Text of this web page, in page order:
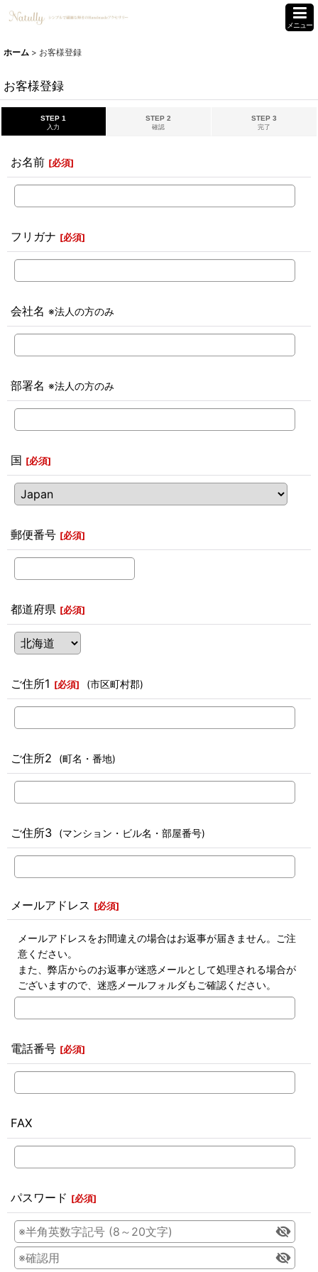
メニュー
ホーム > お客様登録
お客様登録
STEP 1
入力
STEP 2
確認
STEP 3
完了
お名前 [必須]
フリガナ [必須]
会社名 ※法人の方のみ
部署名 ※法人の方のみ
国 [必須]
郵便番号 [必須]
都道府県 [必須]
ご住所1 [必須] (市区町村郡)
ご住所2 (町名・番地)
ご住所3 (マンション・ビル名・部屋番号)
メールアドレス [必須]
メールアドレスをお間違えの場合はお返事が届きません。ご注
意ください。
また、弊店からのお返事が迷惑メールとして処理される場合が
ございますので、迷惑メールフォルダもご確認ください。
電話番号 [必須]
FAX
パスワード [必須]